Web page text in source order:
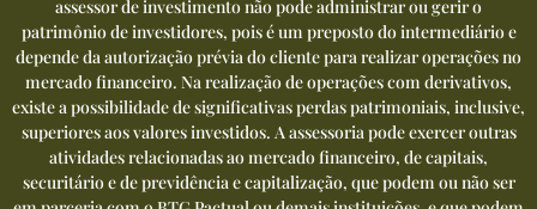
assessor de investimento não pode administrar ou gerir o
patrimônio de investidores, pois é um preposto do intermediário e
depende da autorização prévia do cliente para realizar operações no
mercado financeiro. Na realização de operações com derivativos,
existe a possibilidade de significativas perdas patrimoniais, inclusive,
superiores aos valores investidos. A assessoria pode exercer outras
atividades relacionadas ao mercado financeiro, de capitais,
securitário e de previdência e capitalização, que podem ou não ser